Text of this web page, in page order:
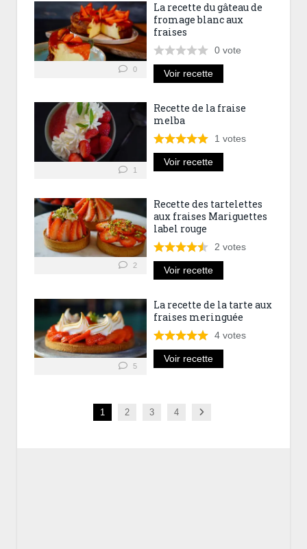
0
La recette du gâteau de
fromage blanc aux
fraises
0 vote
Voir recette
1
Recette de la fraise
melba
1 votes
Voir recette
2
Recette des tartelettes
aux fraises Mariguettes
label rouge
2 votes
Voir recette
5
La recette de la tarte aux
fraises meringuée
4 votes
Voir recette
1 2 3 4 Next